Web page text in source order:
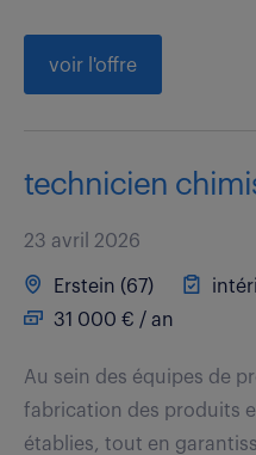
voir l'offre
technicien
23 avril 2026
Erstein (67)
31 000 € / an
Au sein des équipes de
fabrication des produits
établies, tout en